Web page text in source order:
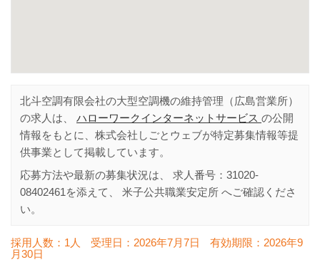
北斗空調有限会社の大型空調機の維持管理（広島営業所）
の求人は、 ハローワークインターネットサービス の公開
情報をもとに、株式会社しごとウェブが特定募集情報等提
供事業として掲載しています。
応募方法や最新の募集状況は、 求人番号： 31020-
08402461 を添えて、 米子公共職業安定所 へご確認くださ
い。
採用人数：1人 受理日： 2026年7月7日 有効期限： 2026年9
月30日